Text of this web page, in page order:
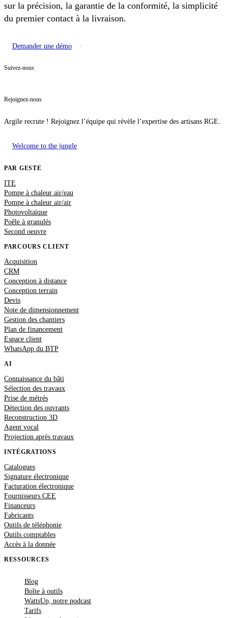
sur la précision, la garantie de la conformité, la simplicité
du premier contact à la livraison.
Demander une démo
Suivez-nous
Rejoignez-nous
Argile recrute ! Rejoignez l’équipe qui révèle l’expertise des artisans RGE.
Welcome to the jungle
PAR GESTE
ITE
Pompe à chaleur air/eau
Pompe à chaleur air/air
Photovoltaïque
Poêle à granulés
Second oeuvre
PARCOURS CLIENT
Acquisition
CRM
Conception à distance
Conception terrain
Devis
Note de dimensionnement
Gestion des chantiers
Plan de financement
Espace client
WhatsApp du BTP
AI
Connaissance du bâti
Sélection des travaux
Prise de métrés
Détection des ouvrants
Reconstruction 3D
Agent vocal
Projection après travaux
INTÉGRATIONS
Catalogues
Signature électronique
Facturation électronique
Fournisseurs CEE
Financeurs
Fabricants
Outils de téléphonie
Outils comptables
Accès à la donnée
RESSOURCES
Blog
Boîte à outils
WattsUp, notre podcast
Tarifs